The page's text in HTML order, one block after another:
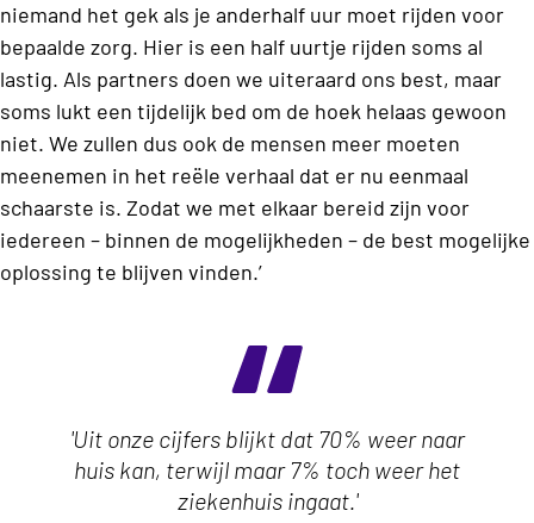
niemand het gek als je anderhalf uur moet rijden voor
bepaalde zorg. Hier is een half uurtje rijden soms al
lastig. Als partners doen we uiteraard ons best, maar
soms lukt een tijdelijk bed om de hoek helaas gewoon
niet. We zullen dus ook de mensen meer moeten
meenemen in het reële verhaal dat er nu eenmaal
schaarste is. Zodat we met elkaar bereid zijn voor
iedereen – binnen de mogelijkheden – de best mogelijke
oplossing te blijven vinden.’
'Uit onze cijfers blijkt dat 70% weer naar
huis kan, terwijl maar 7% toch weer het
ziekenhuis ingaat.'